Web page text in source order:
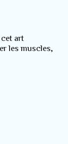
art
les muscles,